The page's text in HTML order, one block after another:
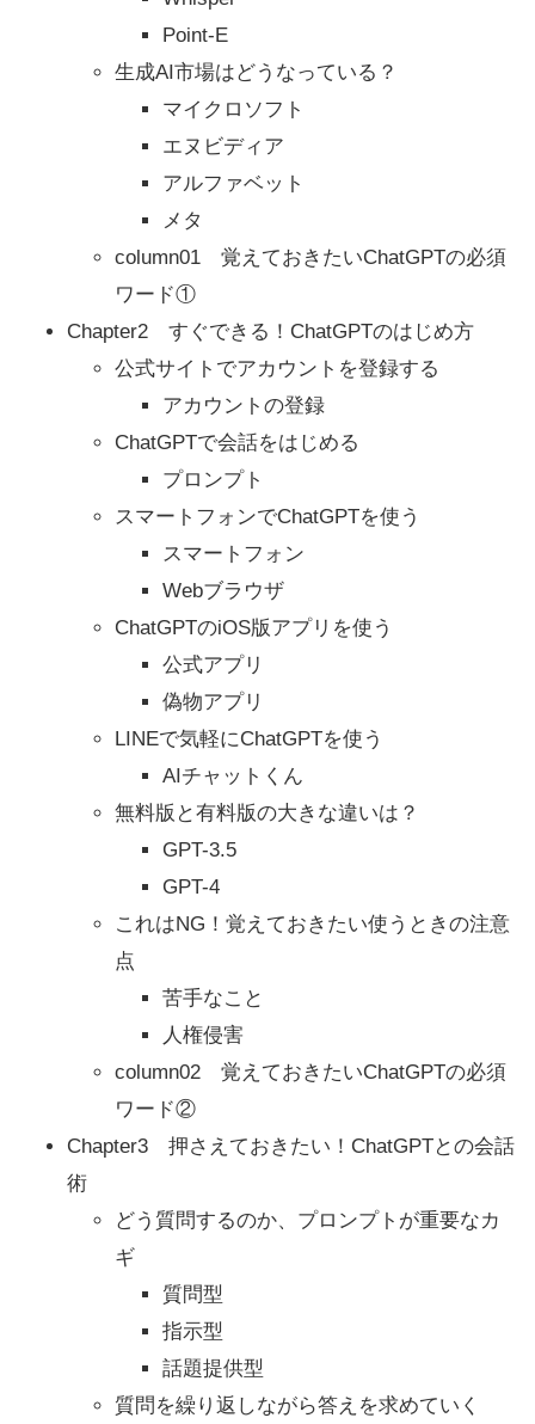
Point-E
生成AI市場はどうなっている？
マイクロソフト
エヌビディア
アルファベット
メタ
column01 覚えておきたいChatGPTの必須
ワード①
Chapter2 すぐできる！ChatGPTのはじめ方
公式サイトでアカウントを登録する
アカウントの登録
ChatGPTで会話をはじめる
プロンプト
スマートフォンでChatGPTを使う
スマートフォン
Webブラウザ
ChatGPTのiOS版アプリを使う
公式アプリ
偽物アプリ
LINEで気軽にChatGPTを使う
AIチャットくん
無料版と有料版の大きな違いは？
GPT-3.5
GPT-4
これはNG！覚えておきたい使うときの注意
点
苦手なこと
人権侵害
column02 覚えておきたいChatGPTの必須
ワード②
Chapter3 押さえておきたい！ChatGPTとの会話
術
どう質問するのか、プロンプトが重要なカ
ギ
質問型
指示型
話題提供型
質問を繰り返しながら答えを求めていく